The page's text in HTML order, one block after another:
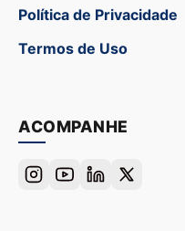
Política de Privacidade
Termos de Uso
ACOMPANHE